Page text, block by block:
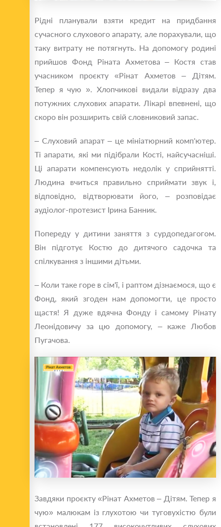
Рідні планували взяти кредит на придбання
сучасного слухового апарату, але порахували, що
таку витрату не потягнуть. На допомогу родині
прийшов Фонд Ріната Ахметова – Костя став
учасником проєкту «Рінат Ахметов – Дітям.
Тепер я чую ». Хлопчикові видали відразу два
потужних слухових апарати. Лікарі впевнені, що
скоро він розширить свій словниковий запас.
– Слуховий апарат – це мініатюрний комп'ютер.
Ті апарати, які ми підібрали Кості, найсучасніші.
Ці апарати компенсують недолік у сприйнятті.
Людина вчиться правильно сприймати звук і,
відповідно, відтворювати його, – розповідає
аудіолог-протезист Ірина Банник.
Попереду у дитини заняття з сурдопедагогом.
Він підготує Костю до дитячого садочка та
спілкування з іншими дітьми.
– Коли таке горе в сім'ї, і раптом дізнаємося, що є
Фонд, який згоден нам допомогти, це просто
щастя! Я дуже вдячна Фонду і самому Рінату
Леонідовичу за цю допомогу, – каже Любов
Пугачова.
Завдяки проєкту «Рінат Ахметов – Дітям. Тепер я
чую» малюкам із глухотою чи туговухістю були